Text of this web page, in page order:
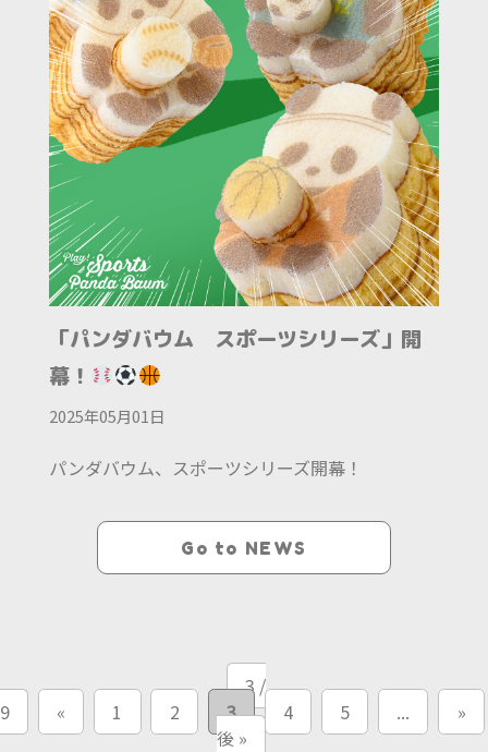
「パンダバウム スポーツシリーズ」開
幕！
2025年05月01日
パンダバウム、スポーツシリーズ開幕！
Go to NEWS
3 /
9
« 1 2 3 4 5 ...
»
後 »